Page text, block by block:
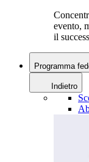
evento,
il
Programma
Indietro